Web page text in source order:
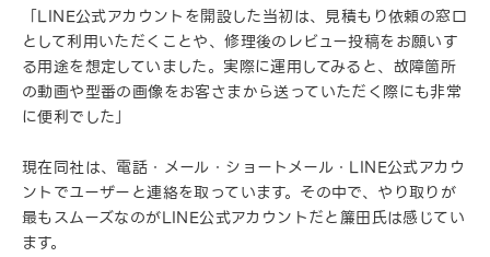
「LINE公式アカウントを開設した当初は、見積もり依頼の窓口
として利用いただくことや、修理後のレビュー投稿をお願いす
る用途を想定していました。実際に運用してみると、故障箇所
の動画や型番の画像をお客さまから送っていただく際にも非常
に便利でした」
現在同社は、電話・メール・ショートメール・LINE公式アカウ
ントでユーザーと連絡を取っています。その中で、やり取りが
最もスムーズなのがLINE公式アカウントだと簾田氏は感じてい
ます。